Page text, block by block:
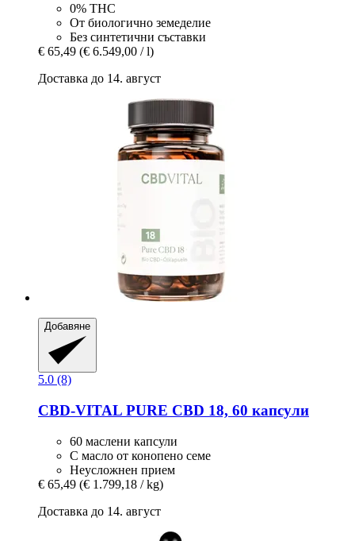
0% ТНС
От биологично земеделие
Без синтетични съставки
€ 65,49 (€ 6.549,00 / l)
Доставка до 14. август
Добавяне
5.0 (8)
CBD-VITAL PURE CBD 18, 60 капсули
60 маслени капсули
С масло от конопено семе
Неусложнен прием
€ 65,49 (€ 1.799,18 / kg)
Доставка до 14. август